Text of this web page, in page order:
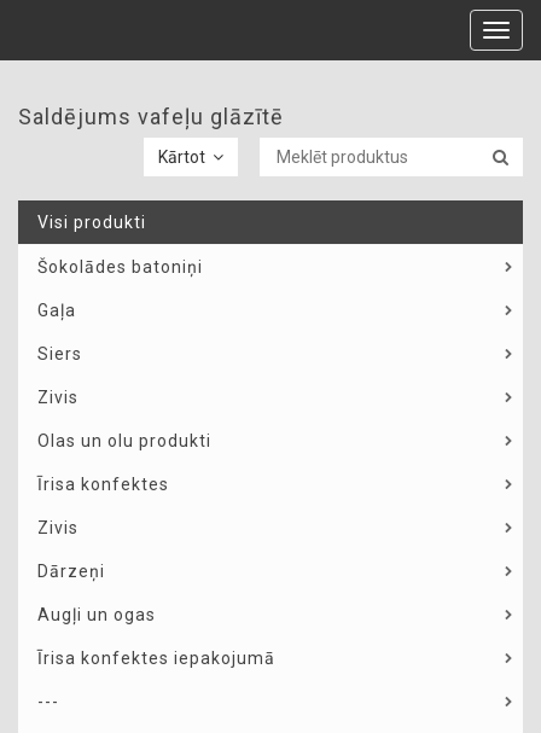
Saldējums vafeļu glāzītē
Kārtot
Visi produkti
Šokolādes batoniņi
Gaļa
Siers
Zivis
Olas un olu produkti
Īrisa konfektes
Zivis
Dārzeņi
Augļi un ogas
Īrisa konfektes iepakojumā
---